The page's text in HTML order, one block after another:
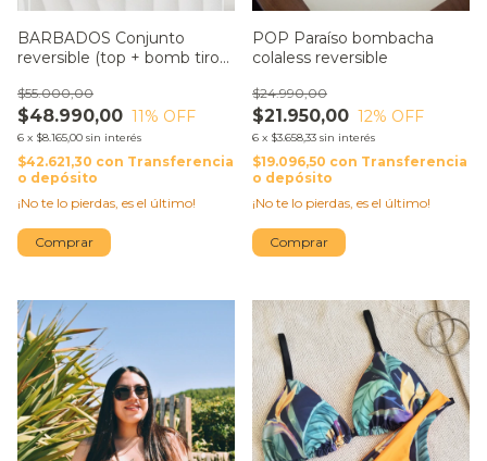
BARBADOS Conjunto
reversible (top + bomb tiro
$48.990,00
$55.000,00
11% OFF
6 x $8.165,00 sin interés
$42.621,30 con Transferencia
o depósito
¡No te lo pierdas, es el último!
Comprar
POP Paraíso bombacha
colaless reversible
$21.950,00
$24.990,00
12% OFF
6 x $3.658,33 sin interés
$19.096,50 con Transferencia
o depósito
¡No te lo pierdas, es el último!
Comprar